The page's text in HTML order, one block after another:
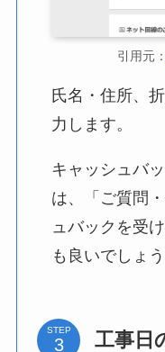
引用元：
氏名・住所、
力します。
キャッシュバ
は、「ご質問
ュバックを受
も良いでしょう
STEP 工事日